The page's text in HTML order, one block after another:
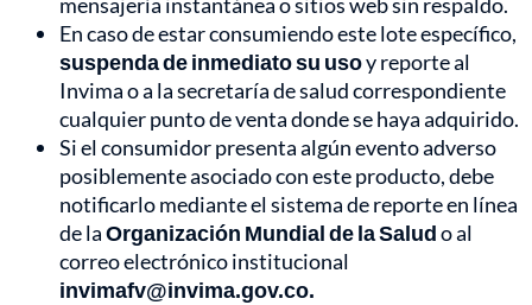
En caso de estar consumiendo este lote específico,
suspenda de inmediato su usoy reporte al
Invima o a la secretaría de salud correspondiente
cualquier punto de venta donde se haya adquirido.
Si el consumidor presenta algún evento adverso
posiblemente asociado con este producto, debe
notificarlo mediante el sistema de reporte en línea
de laOrganización Mundial de la Saludo al
correo electrónico institucional
invimafv@invima.gov.co.